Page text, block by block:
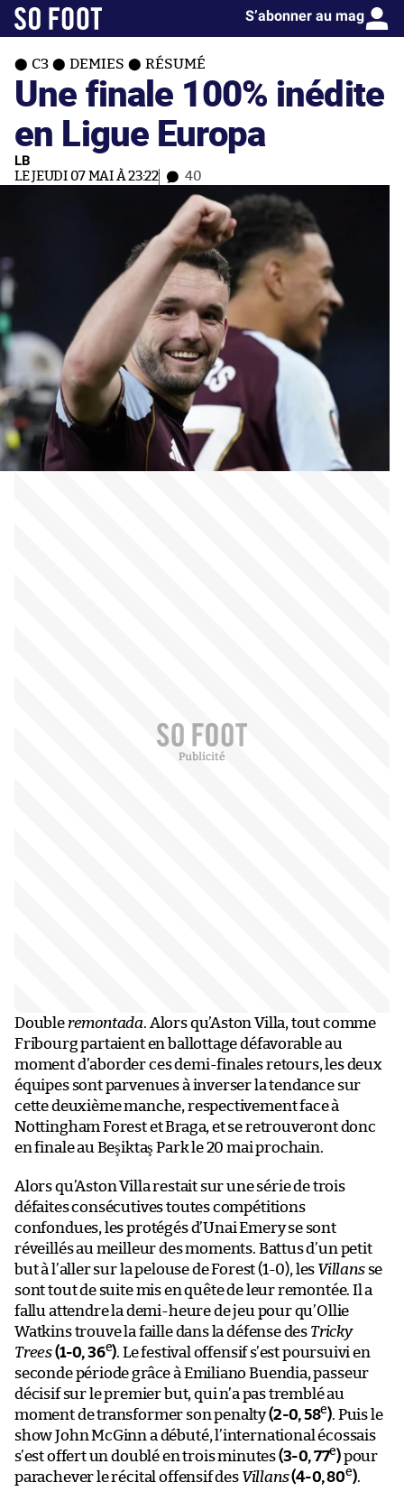
S’abonner au mag
C3 DEMIES RÉSUMÉ
Une finale 100% inédite
en Ligue Europa
LB
LE JEUDI 07 MAI À 23:22 40
Double remontada. Alors qu’Aston Villa, tout comme
Fribourg partaient en ballottage défavorable au
moment d’aborder ces demi-finales retours, les deux
équipes sont parvenues à inverser la tendance sur
cette deuxième manche, respectivement face à
Nottingham Forest et Braga, et se retrouveront donc
en finale au Beşiktaş Park le 20 mai prochain.
Alors qu’Aston Villa restait sur une série de trois
défaites consécutives toutes compétitions
confondues, les protégés d’Unai Emery se sont
réveillés au meilleur des moments. Battus d’un petit
but à l’aller sur la pelouse de Forest (1-0), les Villansse
sont tout de suite mis en quête de leur remontée. Il a
fallu attendre la demi-heure de jeu pour qu’Ollie
Watkins trouve la faille dans la défense des Tricky
Trees(1-0, 36e). Le festival offensif s’est poursuivi en
seconde période grâce à Emiliano Buendia, passeur
décisif sur le premier but, qui n’a pas tremblé au
moment de transformer son penalty(2-0, 58e). Puis le
show John McGinn a débuté, l’international écossais
s’est offert un doublé en trois minutes(3-0, 77e)pour
parachever le récital offensif des Villans(4-0, 80e).